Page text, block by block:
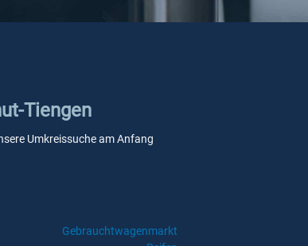
Tiengen
Umkreissuche am Anfang
Gebrauchtwagenmarkt